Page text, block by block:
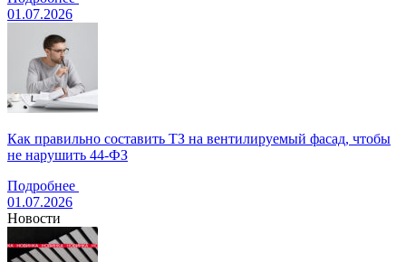
01.07.2026
Как правильно составить ТЗ на вентилируемый фасад, чтобы
не нарушить 44-ФЗ
Подробнее
01.07.2026
Новости